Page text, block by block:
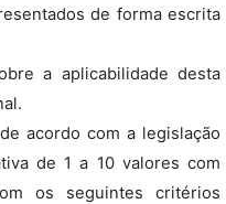
de forma escrita
a aplicabilidade desta
acordo com a legislação
de 1 a 10 valores com
os seguintes critérios